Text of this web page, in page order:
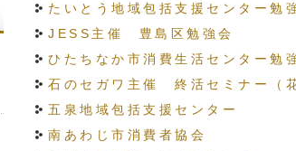
たいとう地域包括支援センター勉
JESS主催 豊島区勉強会
ひたちなか市消費生活センター勉
石のセガワ主催 終活セミナー（
五泉地域包括支援センター
南あわじ市消費者協会